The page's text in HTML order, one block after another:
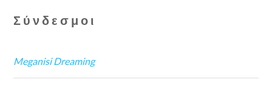
Σύνδεσμοι
Meganisi Dreaming